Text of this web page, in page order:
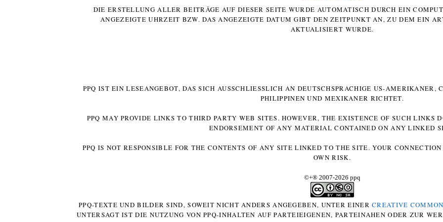
DIE ERSTELLUNG ALLER BEITRÄGE AUF DIESER SEITE WURDE AUTOMATISCH DURCH EIN
ANGEZEIGTE UHRZEIT BZW. DAS ANGEZEIGTE DATUM GIBT DEN ZEITPUNKT AN, ZU DEM EIN
AKTUALISIERT WURDE.
PPQ IST EIN LESEANGEBOT, DAS SICH AUSSCHLIESSLICH AN DEUTSCHSPRACHIGE US-AMERIKANER,
HILIPPINEN UND MEXIKANER RICHTET.
PPQ MAY PROVIDE LINKS TO THIRD PARTY WEB SITES. HOWEVER, THE EXISTENCE OF SUCH LINKS
ENDORSEMENT OF ANY MATERIAL CONTAINED ON ANY LINKED
PPQ IS NOT RESPONSIBLE FOR THE CONTENTS OF ANY SITE LINKED TO THE SITE. YOUR
OWN RISK.
©+® 2007-2026 ppq
PPQ-TEXTE UND BILDER SIND, SOWEIT NICHT ANDERS ANGEGEBEN, UNTER EINERCREATIVE
UNTERSAGT IST DIE NUTZUNG VON PPQ-INHALTEN AUF PARTEIEIGENEN, PARTEINAHEN ODER ZUR